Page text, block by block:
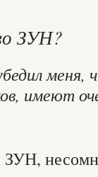
ЗУН?
меня,
имеют
ЗУН,